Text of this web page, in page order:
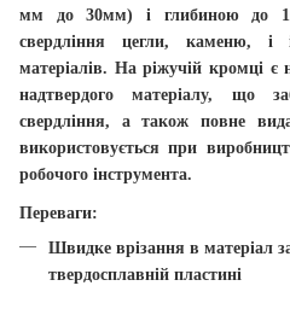
мм до 30мм) і глибиною до
свердління цегли, каменю, і
матеріалів. На ріжучій кромці є
надтвердого матеріалу, що
свердління, а також повне
використовується при
робочого інструмента.
Переваги:
Швидке врізання в матеріал
твердосплавній пластині